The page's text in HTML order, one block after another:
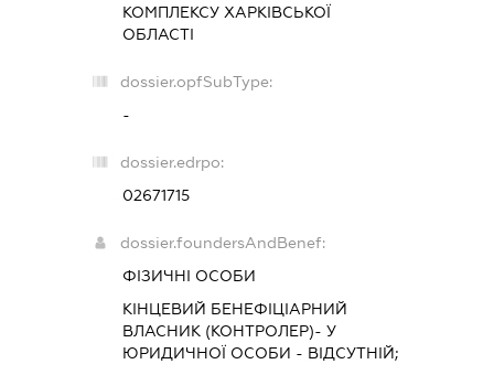
КОМПЛЕКСУ ХАРКІВСЬКОЇ
ОБЛАСТІ
dossier.opfSubType:
-
dossier.edrpo:
02671715
dossier.foundersAndBenef:
ФІЗИЧНІ ОСОБИ
КІНЦЕВИЙ БЕНЕФІЦІАРНИЙ
ВЛАСНИК (КОНТРОЛЕР)- У
ЮРИДИЧНОЇ ОСОБИ - ВІДСУТНІЙ;